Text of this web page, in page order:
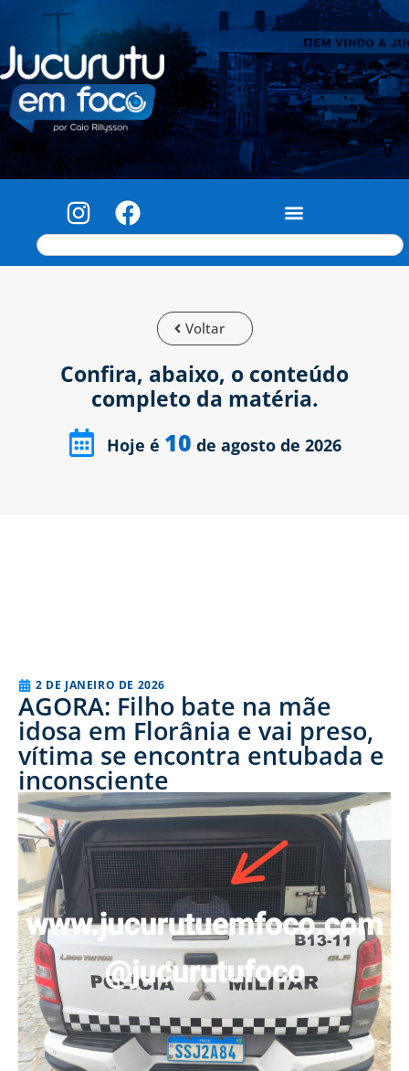
Voltar
Confira, abaixo, o conteúdo
completo da matéria.
Hoje é 10 de agosto de 2026
2 DE JANEIRO DE 2026
AGORA: Filho bate na mãe
idosa em Florânia e vai preso,
vítima se encontra entubada e
inconsciente